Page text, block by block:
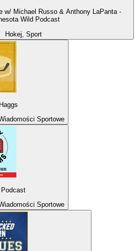
w/ Michael Russo & Anthony LaPanta -
Wild Podcast
Hokej, Sport
Sportowe
Sportowe